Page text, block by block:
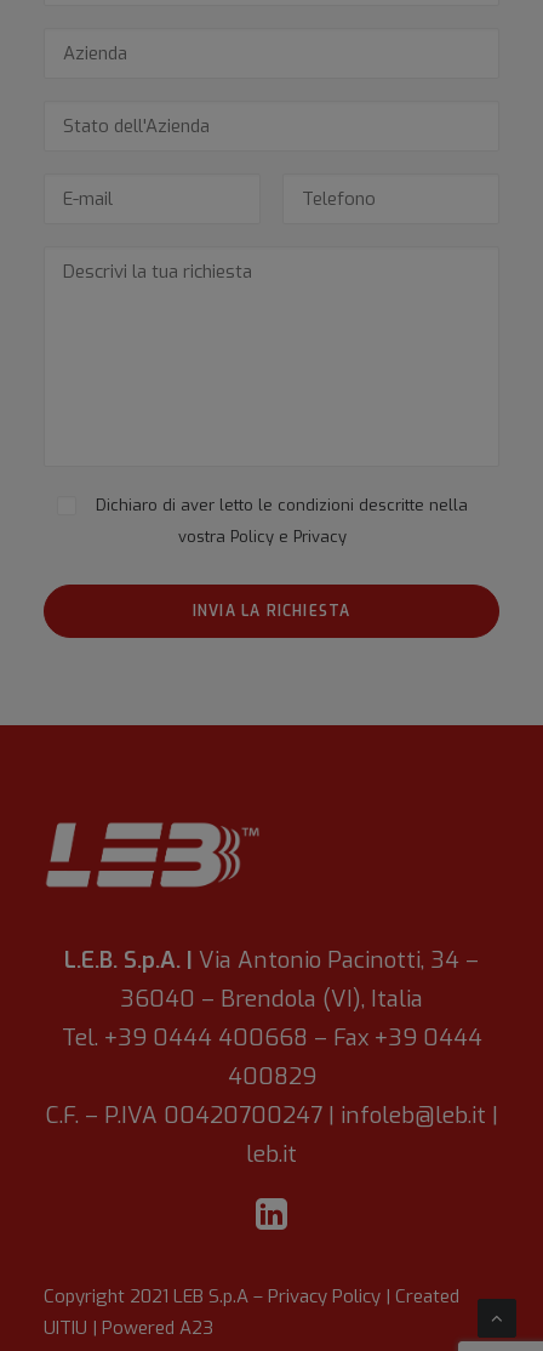
Dichiaro di aver letto le condizioni descritte nella
vostra Policy e Privacy
L.E.B. S.p.A. | Via Antonio Pacinotti, 34 –
36040 – Brendola (VI), Italia
Tel. +39 0444 400668 – Fax +39 0444
400829
C.F. – P.IVA 00420700247 | infoleb@leb.it |
leb.it
Copyright 2021 LEB S.p.A – Privacy Policy | Created
UITIU | Powered A23